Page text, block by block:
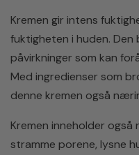
Kremen gir intens
fuktigheten i huden.
påvirkninger som kan
Med ingredienser som
denne kremen også
Kremen inneholder også
stramme porene, lysne